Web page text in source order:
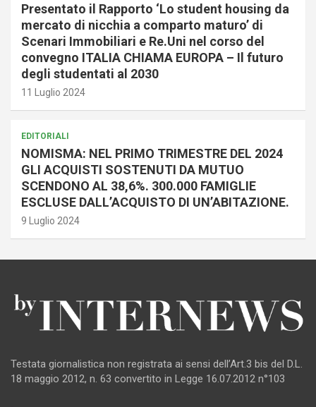
Presentato il Rapporto ‘Lo student housing da
mercato di nicchia a comparto maturo’ di
Scenari Immobiliari e Re.Uni nel corso del
convegno ITALIA CHIAMA EUROPA – Il futuro
degli studentati al 2030
11 Luglio 2024
EDITORIALI
NOMISMA: NEL PRIMO TRIMESTRE DEL 2024
GLI ACQUISTI SOSTENUTI DA MUTUO
SCENDONO AL 38,6%. 300.000 FAMIGLIE
ESCLUSE DALL’ACQUISTO DI UN’ABITAZIONE.
9 Luglio 2024
Testata giornalistica non registrata ai sensi dell’Art.3 bis del D.L.
18 maggio 2012, n. 63 convertito in Legge 16.07.2012 n°103